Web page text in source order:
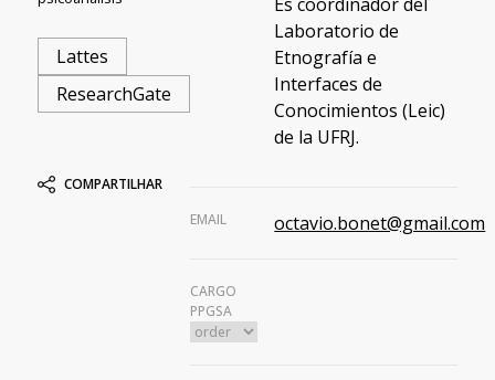
Lattes
ResearchGate
COMPARTILHAR
Laboratorio de
Etnografía e
Interfaces de
Conocimientos (Leic)
de la UFRJ.
EMAIL octavio.bonet@gmail.com
CARGO
PPGSA